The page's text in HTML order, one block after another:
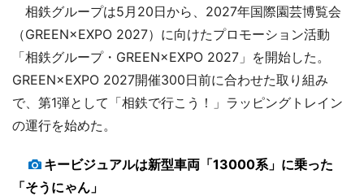
相鉄グループは5月20日から、2027年国際園芸博覧会
（GREEN×EXPO 2027）に向けたプロモーション活動
「相鉄グループ・GREEN×EXPO 2027」を開始した。
GREEN×EXPO 2027開催300日前に合わせた取り組み
で、第1弾として「相鉄で行こう！」ラッピングトレイン
の運行を始めた。
キービジュアルは新型車両「13000系」に乗った
「そうにゃん」